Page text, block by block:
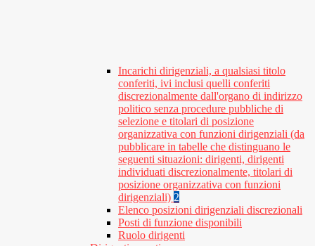
Incarichi dirigenziali, a qualsiasi titolo
conferiti, ivi inclusi quelli conferiti
discrezionalmente dall'organo di indirizzo
politico senza procedure pubbliche di
selezione e titolari di posizione
organizzativa con funzioni dirigenziali (da
pubblicare in tabelle che distinguano le
seguenti situazioni: dirigenti, dirigenti
individuati discrezionalmente, titolari di
posizione organizzativa con funzioni
dirigenziali) 2
Elenco posizioni dirigenziali discrezionali
Posti di funzione disponibili
Ruolo dirigenti